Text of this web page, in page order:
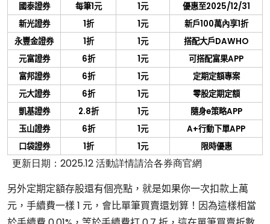
國泰證券
每筆1元 1元 優惠至2025/12/31
新光證券
1折 1元 新戶100萬內享1折
永豐金證券
1折 1元 搭配大戶DAWHO
元富證券
6折 1元 可搭配富果APP
富邦證券
6折 1元
定期定額專案
元大證券
6折 1元
零股定期定額
凱基證券
2.8折 1元 隨身e策略APP
玉山證券
6折 1元 A+行動下單APP
口袋證券
1折 1元 限時優惠
更新日期：2025.12 活動詳情請洽各券商官網
另外定期定額存股還有個亮點，就是如果你一次扣款上萬
元，手續費一樣 1 元，會比單筆買賣還划算！因為這樣相當